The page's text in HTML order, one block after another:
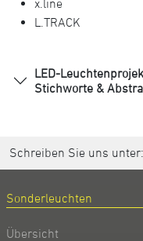
x.line
L.TRACK
LED-
Stichworte &
Schreiben Sie uns unter:
Sonderleuchten
Übersicht